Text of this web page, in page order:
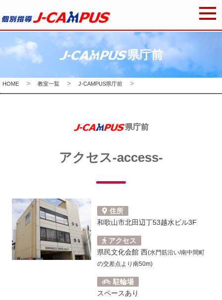
県庁前
HOME 教室一覧 J-CAMPUS県庁前
県庁前
アクセス-access-
住所
和歌山市北田辺丁53越水ビル3F
アクセス
県民文化会館 西(水門筋沿い/南中間町
の交差点より南50m)
駐輪場
スペースあり